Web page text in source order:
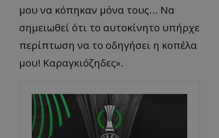
μου να κόπηκαν μόνα τους... Να
σημειωθεί ότι το αυτοκίνητο υπήρχε
περίπτωση να το οδηγήσει η κοπέλα
μου! Καραγκιόζηδες».